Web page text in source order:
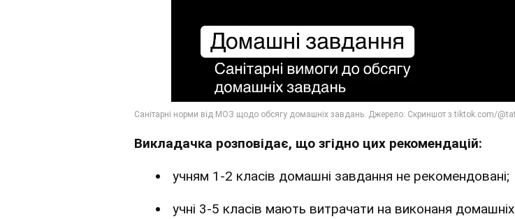
Викладачка розповідає, що згідно цих рекомендацій:
учням 1-2 класів домашні завдання не рекомендовані;
учні 3-5 класів мають витрачати на виконаня домашніх